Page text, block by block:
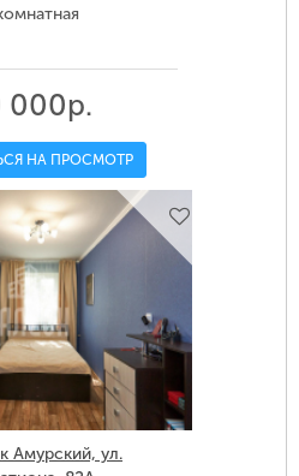
000р.
НА ПРОСМОТР
Амурский, ул.